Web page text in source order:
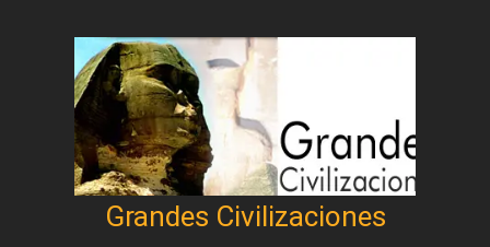
Grandes Civilizaciones